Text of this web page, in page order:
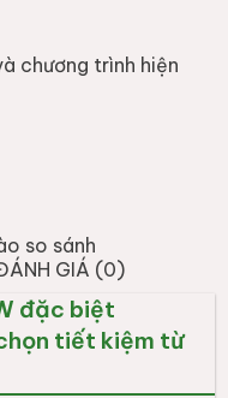
chương trình hiện
so sánh
GIÁ (0)
đặc biệt
tiết kiệm từ